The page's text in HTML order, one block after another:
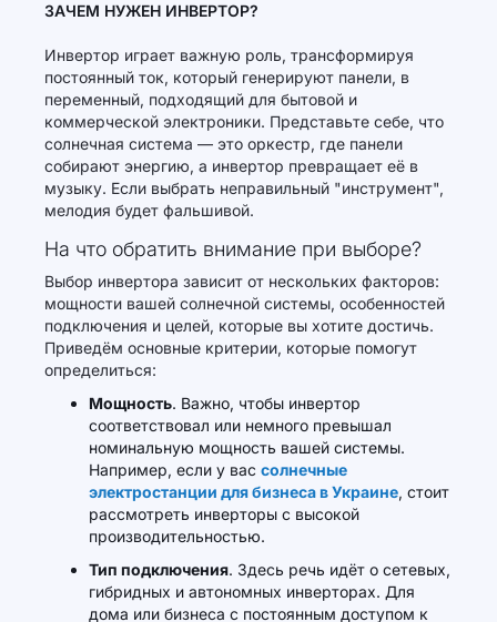
ЗАЧЕМ НУЖЕН ИНВЕРТОР?
Инвертор играет важную роль, трансформируя
постоянный ток, который генерируют панели, в
переменный, подходящий для бытовой и
коммерческой электроники. Представьте себе, что
солнечная система — это оркестр, где панели
собирают энергию, а инвертор превращает её в
музыку. Если выбрать неправильный "инструмент",
мелодия будет фальшивой.
На что обратить внимание при выборе?
Выбор инвертора зависит от нескольких факторов:
мощности вашей солнечной системы, особенностей
подключения и целей, которые вы хотите достичь.
Приведём основные критерии, которые помогут
определиться:
Мощность. Важно, чтобы инвертор
соответствовал или немного превышал
номинальную мощность вашей системы.
Например, если у вас солнечные
электростанции для бизнеса в Украине, стоит
рассмотреть инверторы с высокой
производительностью.
Тип подключения. Здесь речь идёт о сетевых,
гибридных и автономных инверторах. Для
дома или бизнеса с постоянным доступом к